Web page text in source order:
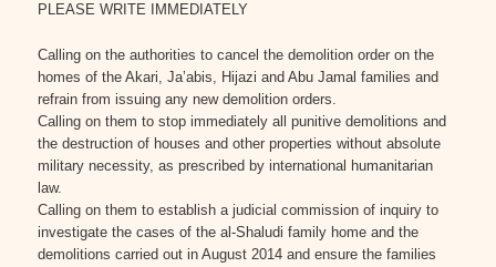
PLEASE WRITE IMMEDIATELY
Calling on the authorities to cancel the demolition order on the
homes of the Akari, Ja’abis, Hijazi and Abu Jamal families and
refrain from issuing any new demolition orders.
Calling on them to stop immediately all punitive demolitions and
the destruction of houses and other properties without absolute
military necessity, as prescribed by international humanitarian
law.
Calling on them to establish a judicial commission of inquiry to
investigate the cases of the al-Shaludi family home and the
demolitions carried out in August 2014 and ensure the families